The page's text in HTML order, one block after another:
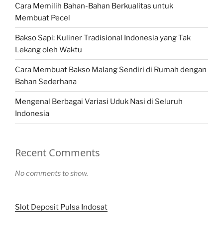
Cara Memilih Bahan-Bahan Berkualitas untuk
Membuat Pecel
Bakso Sapi: Kuliner Tradisional Indonesia yang Tak
Lekang oleh Waktu
Cara Membuat Bakso Malang Sendiri di Rumah dengan
Bahan Sederhana
Mengenal Berbagai Variasi Uduk Nasi di Seluruh
Indonesia
Recent Comments
No comments to show.
Slot Deposit Pulsa Indosat